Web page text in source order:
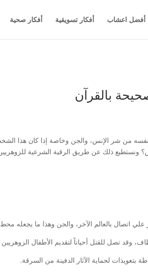
أفضل اعشاب أفكار تسويقية أفكار صحية
بالقرآن
نفسه من شر الإنس، والجن وخاصة إذا كان هذا
ونستطيع ذلك عن طريق الرقية الشرعية
بالعالم الآخر، والجن وهذا ما يجعله محط
وقد تصل للقتل أحياناً لتقديم الأطفال
بتعويذات لحماية الآثار الدفينة من السرقة.